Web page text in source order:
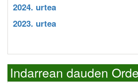
2024. urtea
2023. urtea
Indarrean dauden